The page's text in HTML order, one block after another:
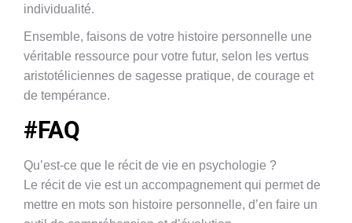
individualité.
Ensemble, faisons de votre histoire personnelle une
véritable ressource pour votre futur, selon les vertus
aristotéliciennes de sagesse pratique, de courage et
de tempérance.
#FAQ
Qu’est-ce que le récit de vie en psychologie ?
Le récit de vie est un accompagnement qui permet de
mettre en mots son histoire personnelle, d’en faire un